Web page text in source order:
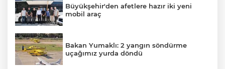
Büyükşehir'den afetlere hazır iki yeni
mobil araç
Bakan Yumaklı: 2 yangın söndürme
uçağımız yurda döndü